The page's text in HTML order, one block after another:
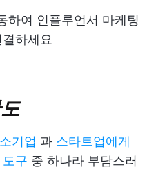
하여 인플루언서 마케팅
하세요
기업 과 스타트업에게
구 중 하나라 부담스러